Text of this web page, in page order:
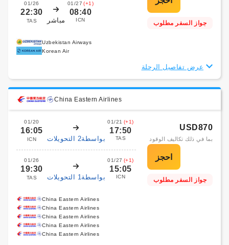
01/26
22:30
TAS مباشر
01/27 (+1)
08:40
ICN جواز السفر مطلوب
Uzbekistan Airways
Korean Air
عرض تفاصيل الرحلة
China Eastern Airlines
01/20
16:05
ICN بواسطة2 التحويلات
01/21 (+1)
17:50
TAS
01/26
19:30
TAS بواسطة1 التحويلات
01/27 (+1)
15:05
ICN
USD870
بما في ذلك تكاليف الوقود
جواز السفر مطلوب
China Eastern Airlines
China Eastern Airlines
China Eastern Airlines
China Eastern Airlines
China Eastern Airlines